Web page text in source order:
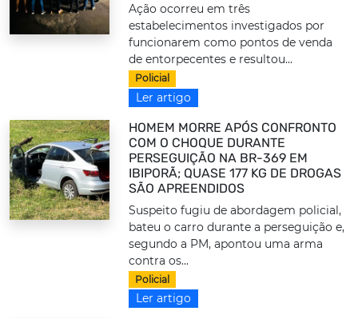
Ação ocorreu em três
estabelecimentos investigados por
funcionarem como pontos de venda
de entorpecentes e resultou...
Policial
Ler artigo
HOMEM MORRE APÓS CONFRONTO
COM O CHOQUE DURANTE
PERSEGUIÇÃO NA BR-369 EM
IBIPORÃ; QUASE 177 KG DE DROGAS
SÃO APREENDIDOS
Suspeito fugiu de abordagem policial,
bateu o carro durante a perseguição e,
segundo a PM, apontou uma arma
contra os...
Policial
Ler artigo